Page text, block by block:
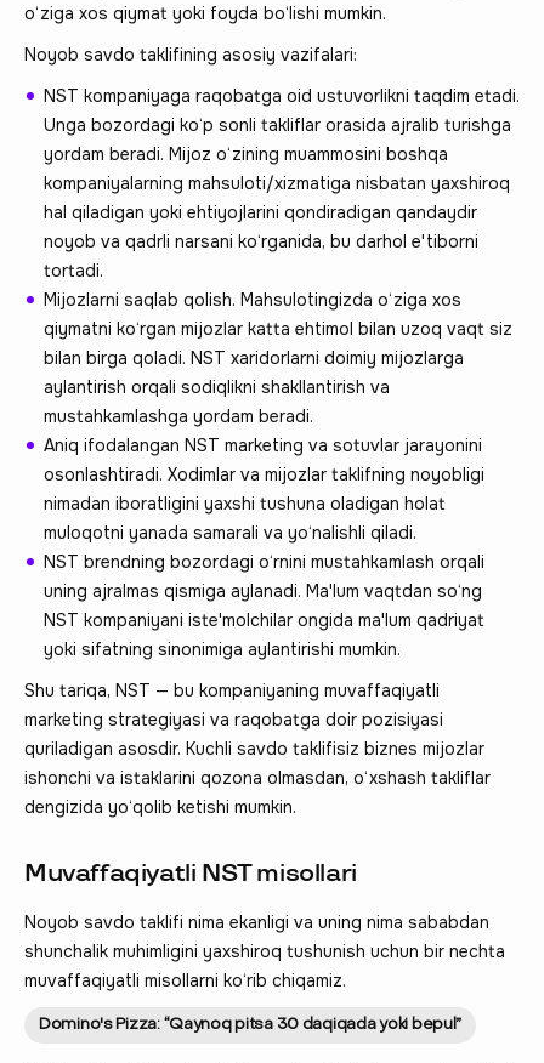
o‘ziga xos qiymat yoki foyda bo‘lishi mumkin.
Noyob savdo taklifining asosiy vazifalari:
NST kompaniyaga raqobatga oid ustuvorlikni taqdim etadi.
Unga bozordagi ko‘p sonli takliflar orasida ajralib turishga
yordam beradi. Mijoz o‘zining muammosini boshqa
kompaniyalarning mahsuloti/xizmatiga nisbatan yaxshiroq
hal qiladigan yoki ehtiyojlarini qondiradigan qandaydir
noyob va qadrli narsani ko‘rganida, bu darhol e'tiborni
tortadi.
Mijozlarni saqlab qolish. Mahsulotingizda o‘ziga xos
qiymatni ko‘rgan mijozlar katta ehtimol bilan uzoq vaqt siz
bilan birga qoladi. NST xaridorlarni doimiy mijozlarga
aylantirish orqali sodiqlikni shakllantirish va
mustahkamlashga yordam beradi.
Aniq ifodalangan NST marketing va sotuvlar jarayonini
osonlashtiradi. Xodimlar va mijozlar taklifning noyobligi
nimadan iboratligini yaxshi tushuna oladigan holat
muloqotni yanada samarali va yo‘nalishli qiladi.
NST brendning bozordagi o‘rnini mustahkamlash orqali
uning ajralmas qismiga aylanadi. Ma'lum vaqtdan so‘ng
NST kompaniyani iste'molchilar ongida ma'lum qadriyat
yoki sifatning sinonimiga aylantirishi mumkin.
Shu tariqa, NST — bu kompaniyaning muvaffaqiyatli
marketing strategiyasi va raqobatga doir pozisiyasi
quriladigan asosdir. Kuchli savdo taklifisiz biznes mijozlar
ishonchi va istaklarini qozona olmasdan, o‘xshash takliflar
dengizida yo‘qolib ketishi mumkin.
Muvaffaqiyatli NST misollari
Noyob savdo taklifi nima ekanligi va uning nima sababdan
shunchalik muhimligini yaxshiroq tushunish uchun bir nechta
muvaffaqiyatli misollarni ko‘rib chiqamiz.
Domino's Pizza: “Qaynoq pitsa 30 daqiqada yoki bepul”